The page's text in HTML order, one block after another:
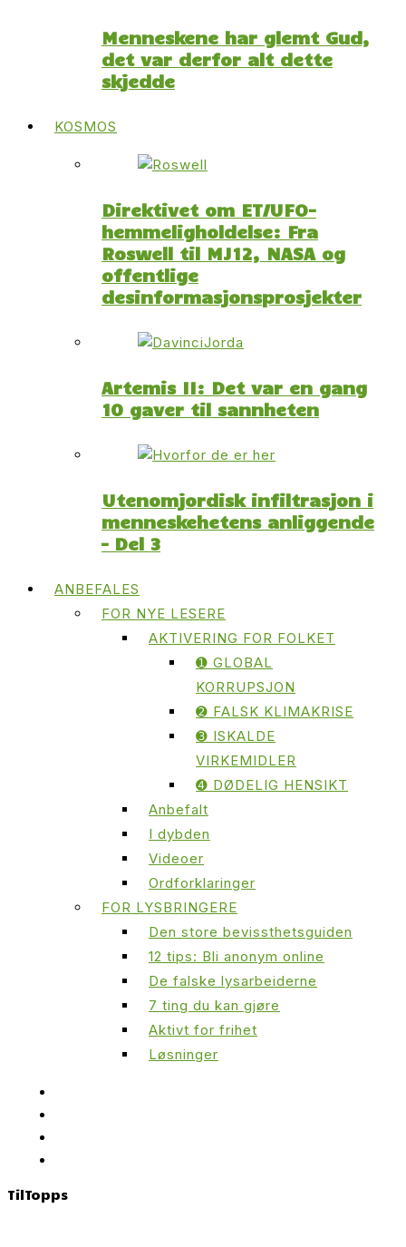
Menneskene har glemt Gud,
det var derfor alt dette
skjedde
KOSMOS
Direktivet om ET/UFO-
hemmeligholdelse: Fra
Roswell til MJ12, NASA og
offentlige
desinformasjonsprosjekter
Artemis II: Det var en gang
10 gaver til sannheten
Utenomjordisk infiltrasjon i
menneskehetens anliggende
– Del 3
ANBEFALES
FOR NYE LESERE
AKTIVERING FOR FOLKET
➊ GLOBAL
KORRUPSJON
➋ FALSK KLIMAKRISE
➌ ISKALDE
VIRKEMIDLER
➍ DØDELIG HENSIKT
Anbefalt
I dybden
Videoer
Ordforklaringer
FOR LYSBRINGERE
Den store bevissthetsguiden
12 tips: Bli anonym online
De falske lysarbeiderne
7 ting du kan gjøre
Aktivt for frihet
Løsninger
TilTopps